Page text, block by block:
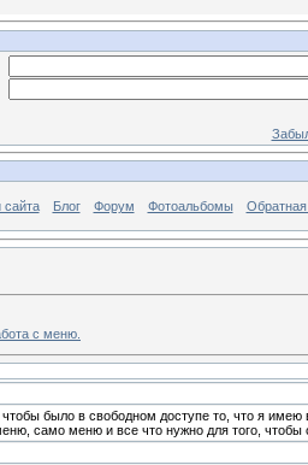
сайта Блог Форум Фотоальбомы Обратная
с меню.
было в свободном доступе то, что я имею
само меню и все что нужно для того, чтобы